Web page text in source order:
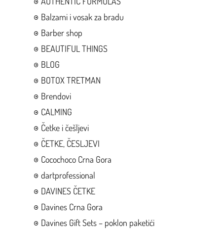
Balzami i vosak za bradu
Barber shop
BEAUTIFUL THINGS
BLOG
BOTOX TRETMAN
Brendovi
CALMING
Četke i češljevi
ČETKE, ČESLJEVI
Cocochoco Crna Gora
dartprofessional
DAVINES ČETKE
Davines Crna Gora
Davines Gift Sets – poklon paketići